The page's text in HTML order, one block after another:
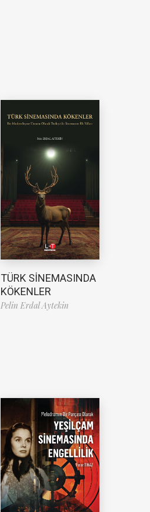
TÜRK SİNEMASINDA
KÖKENLER
Pelin Erdal Aytekin